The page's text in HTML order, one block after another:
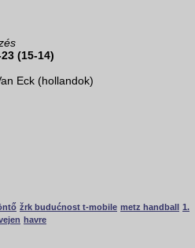
(15-14)
Eck (hollandok)
žrk budućnost t-mobile metz handball
1.
havre